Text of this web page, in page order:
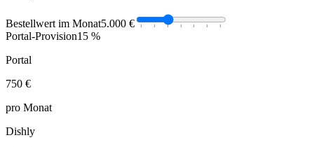
Bestellwert im Monat5.000 €
Portal-Provision15 %
Portal
750 €
pro Monat
Dishly